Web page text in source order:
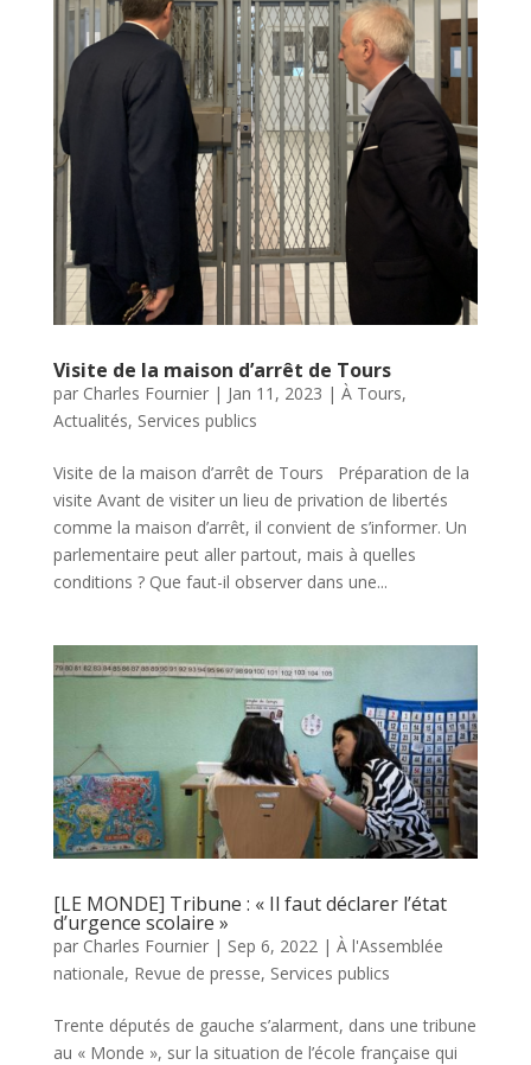
Visite de la maison d’arrêt de Tours
par Charles Fournier| Jan 11, 2023 | À Tours,
Actualités, Services publics
Visite de la maison d’arrêt de Tours Préparation de la
visite Avant de visiter un lieu de privation de libertés
comme la maison d’arrêt, il convient de s’informer. Un
parlementaire peut aller partout, mais à quelles
conditions ? Que faut-il observer dans une...
[LE MONDE] Tribune : « Il faut déclarer l’état
d’urgence scolaire »
par Charles Fournier| Sep 6, 2022 | À l'Assemblée
nationale, Revue de presse, Services publics
Trente députés de gauche s’alarment, dans une tribune
au « Monde », sur la situation de l’école française qui